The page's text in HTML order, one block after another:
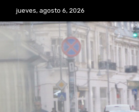
jueves, agosto 6, 2026